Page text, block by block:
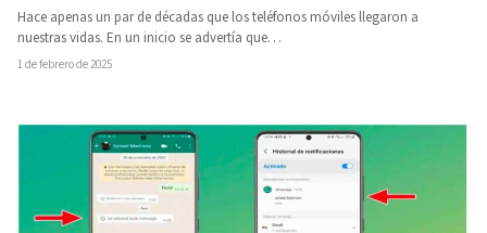
Hace apenas un par de décadas que los teléfonos móviles llegaron a
nuestras vidas. En un inicio se advertía que…
1 de febrero de 2025